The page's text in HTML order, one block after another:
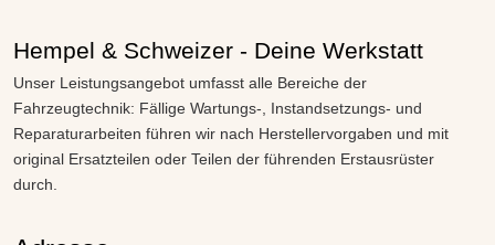
Hempel & Schweizer - Deine Werkstatt
Unser Leistungsangebot umfasst alle Bereiche der
Fahrzeugtechnik: Fällige Wartungs-, Instandsetzungs- und
Reparaturarbeiten führen wir nach Herstellervorgaben und mit
original Ersatzteilen oder Teilen der führenden Erstausrüster
durch.